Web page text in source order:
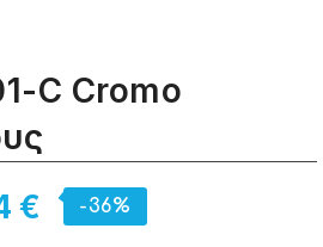
C Cromo
€ -36%